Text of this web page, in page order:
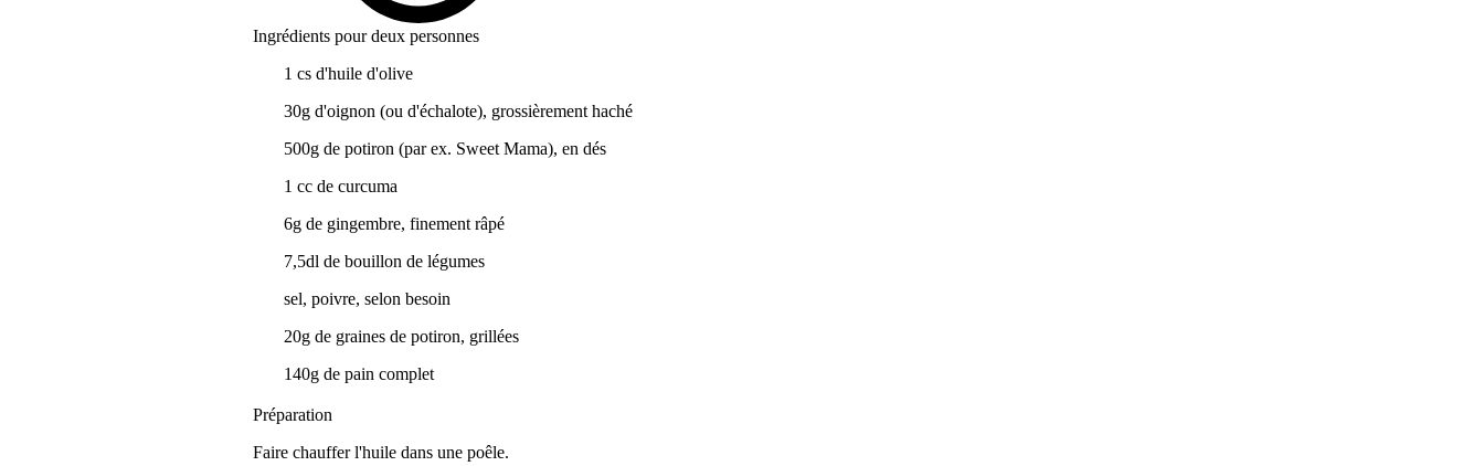
Ingrédients pour deux personnes
1 cs d'huile d'olive
30g d'oignon (ou d'échalote), grossièrement haché
500g de potiron (par ex. Sweet Mama), en dés
1 cc de curcuma
6g de gingembre, finement râpé
7,5dl de bouillon de légumes
sel, poivre, selon besoin
20g de graines de potiron, grillées
140g de pain complet
Préparation
Faire chauffer l'huile dans une poêle.